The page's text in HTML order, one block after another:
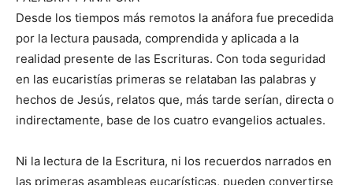
Desde los tiempos más remotos la anáfora fue precedida
por la lectura pausada, comprendida y aplicada a la
realidad presente de las Escrituras. Con toda seguridad
en las eucaristías primeras se relataban las palabras y
hechos de Jesús, relatos que, más tarde serían, directa o
indirectamente, base de los cuatro evangelios actuales.
Ni la lectura de la Escritura, ni los recuerdos narrados en
las primeras asambleas eucarísticas, pueden convertirse